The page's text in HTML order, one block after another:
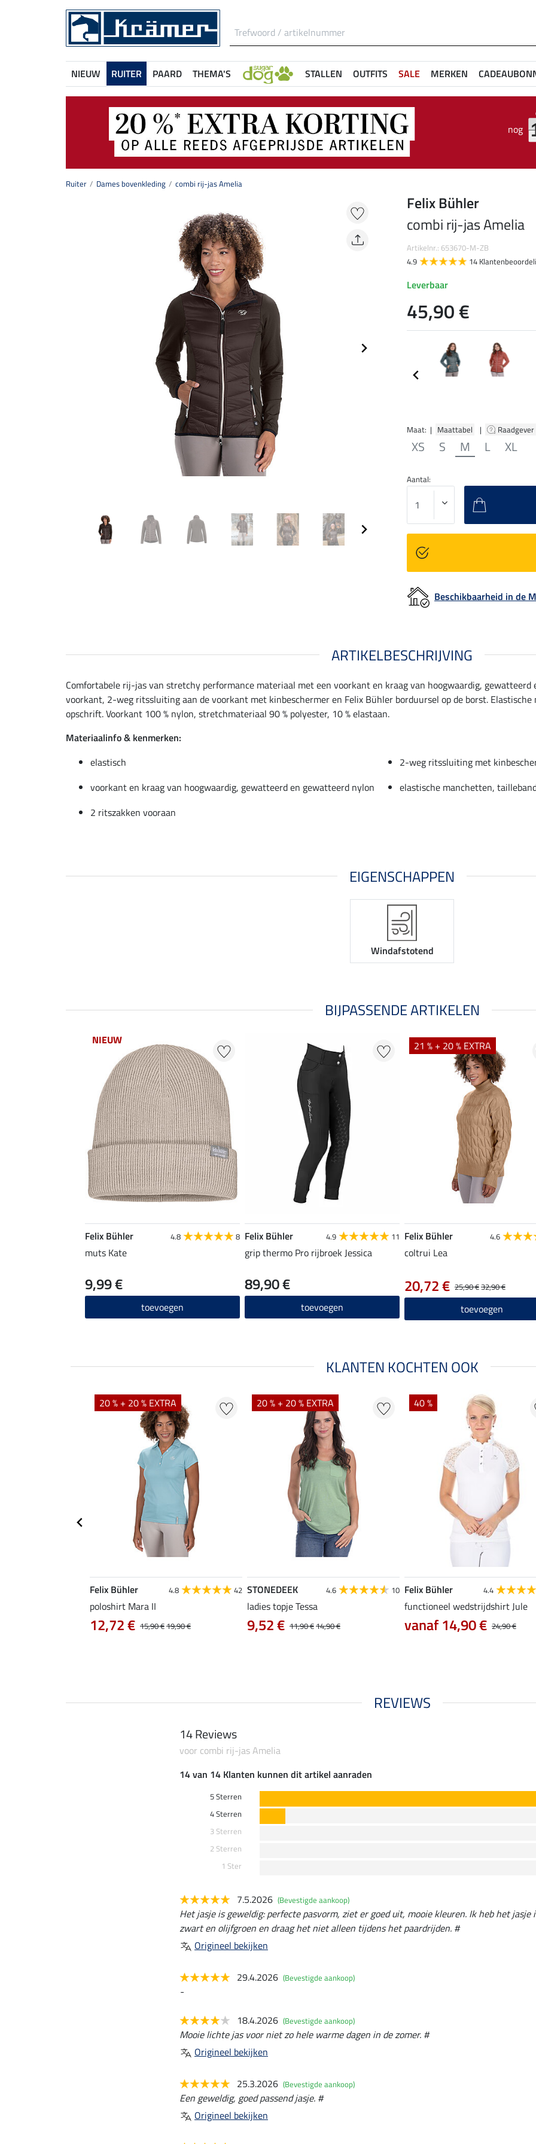
NIEUW RUITER PAARD THEMA'S STALLEN OUTFITS SALE MERKEN
nog
Ruiter Dames bovenkleding combi rij-jas Amelia
Maat: | Maattabel | Raadgever
XS S M L XL
Felix Bühler
combi rij-jas Amelia
Artikelnr.: 653670-M-ZB
4.9
14
Leverbaar
45,90 €
Aantal:
Beschikbaarheid in de
ARTIKELBESCHRIJVING
Comfortabele rij-jas van stretchy performance materiaal met een voorkant en kraag van hoogwaardig,
voorkant, 2-weg ritssluiting aan de voorkant met kinbeschermer en Felix Bühler borduursel op de borst.
opschrift. Voorkant 100 % nylon, stretchmateriaal 90 % polyester, 10 % elastaan.
Materiaalinfo & kenmerken:
elastisch
2-weg ritssluiting met
voorkant en kraag van hoogwaardig, gewatteerd en gewatteerd nylon
elastische manchetten,
2 ritszakken vooraan
EIGENSCHAPPEN
Windafstotend
BIJPASSENDE ARTIKELEN
NIEUW
Felix Bühler 4.8 8
muts Kate
9,99 €
toevoegen
Felix Bühler 4.9 11
grip thermo Pro rijbroek Jessica
89,90 €
toevoegen
21 % + 20 % EXTRA
Felix Bühler 4.6
coltrui Lea
25,90 €32,90 €
20,72 €
toevoegen
KLANTEN KOCHTEN OOK
20 % + 20 % EXTRA
Felix Bühler 4.8 42
poloshirt Mara II
15,90 €19,90 €
12,72 €
20 % + 20 % EXTRA
STONEDEEK 4.6 10
ladies topje Tessa
11,90 €14,90 €
9,52 €
40 %
Felix Bühler 4.4
functioneel wedstrijdshirt Jule
24,90 €
vanaf 14,90 €
REVIEWS
14 Reviews
voor combi rij-jas Amelia
14 van 14 Klanten kunnen dit artikel aanraden
5 Sterren
4 Sterren
3 Sterren
2 Sterren
1 Ster
7.5.2026 (Bevestigde aankoop)
Het jasje is geweldig: perfecte pasvorm, ziet er goed uit, mooie kleuren. Ik heb het jasje
zwart en olijfgroen en draag het niet alleen tijdens het paardrijden. #
Origineel bekijken
29.4.2026 (Bevestigde aankoop)
-
18.4.2026 (Bevestigde aankoop)
Mooie lichte jas voor niet zo hele warme dagen in de zomer. #
Origineel bekijken
25.3.2026 (Bevestigde aankoop)
Een geweldig, goed passend jasje. #
Origineel bekijken